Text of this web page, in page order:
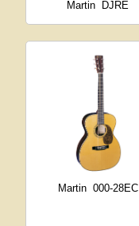
Martin DJRE
Martin 000-28EC